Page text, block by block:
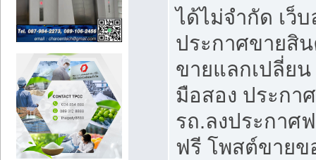
ได้ไม่จำกัด เว็
ประกาศขายสิ
ขายแลกเปลี่ย
มือสอง ประกา
รถ.ลงประกาศ
ฟรี โพสต์ขาย